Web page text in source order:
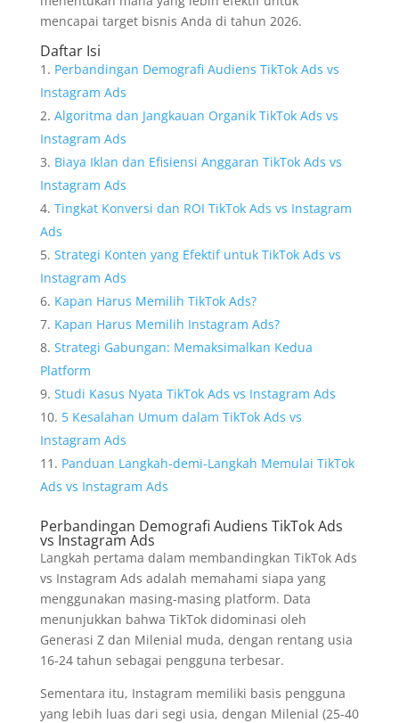
mencapai target bisnis Anda di tahun 2026.
Daftar Isi
Perbandingan Demografi Audiens TikTok Ads vs
Instagram Ads
Algoritma dan Jangkauan Organik TikTok Ads vs
Instagram Ads
Biaya Iklan dan Efisiensi Anggaran TikTok Ads vs
Instagram Ads
Tingkat Konversi dan ROI TikTok Ads vs Instagram
Ads
Strategi Konten yang Efektif untuk TikTok Ads vs
Instagram Ads
Kapan Harus Memilih TikTok Ads?
Kapan Harus Memilih Instagram Ads?
Strategi Gabungan: Memaksimalkan Kedua
Platform
Studi Kasus Nyata TikTok Ads vs Instagram Ads
5 Kesalahan Umum dalam TikTok Ads vs
Instagram Ads
Panduan Langkah-demi-Langkah Memulai TikTok
Ads vs Instagram Ads
Perbandingan Demografi Audiens TikTok Ads
vs Instagram Ads
Langkah pertama dalam membandingkan TikTok Ads
vs Instagram Ads adalah memahami siapa yang
menggunakan masing-masing platform. Data
menunjukkan bahwa TikTok didominasi oleh
Generasi Z dan Milenial muda, dengan rentang usia
16-24 tahun sebagai pengguna terbesar.
Sementara itu, Instagram memiliki basis pengguna
yang lebih luas dari segi usia, dengan Milenial (25-40